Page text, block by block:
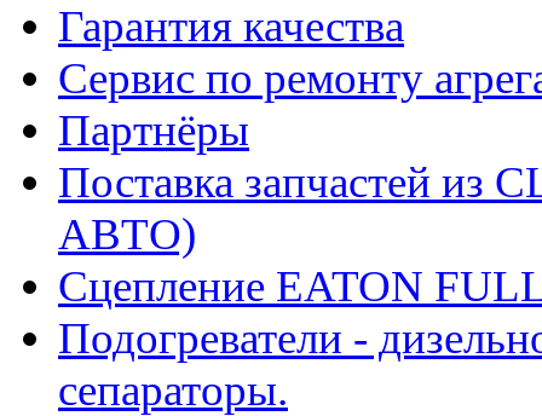
Гарантия качества
Сервис по ремонту
Партнёры
Поставка запчастей
АВТО)
Сцепление EATON
Подогреватели -
сепараторы.